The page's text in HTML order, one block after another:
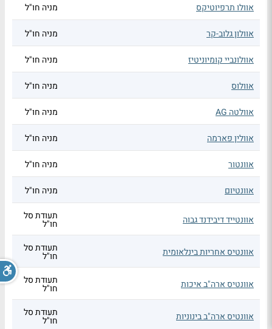
אוולו תרפיוטיקס מניה חו"ל
אוולון גלוב-קר מניה חו"ל
אוולונביי קומיוניטיז מניה חו"ל
אוולוס מניה חו"ל
אוולטה AG מניה חו"ל
אוולין פארמה מניה חו"ל
אוונטור מניה חו"ל
אוונטיום מניה חו"ל
אוונטייד דיבידנד גבוה תעודת סל
חו"ל
אוונטיס אחריות בינלאומית תעודת סל
חו"ל
אוונטיס ארה"ב איכות תעודת סל
חו"ל
אוונטיס ארה"ב בינוניות תעודת סל
חו"ל